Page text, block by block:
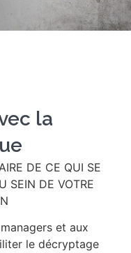
la
DE CE QUI SE
SEIN DE VOTRE
et aux
le décryptage